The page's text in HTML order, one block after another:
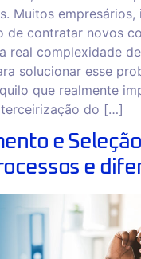
Muitos empresários,
de contratar novos
real complexidade
solucionar esse
que realmente
do […]
e
e